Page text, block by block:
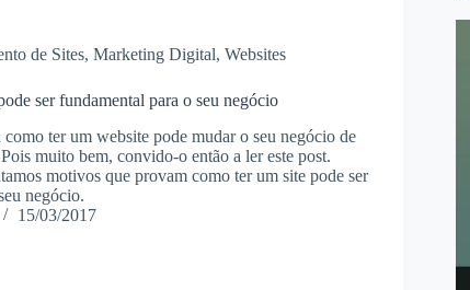
de Sites, Marketing Digital, Websites
ser fundamental para o seu negócio
como ter um website pode mudar o seu negócio de
muito bem, convido-o então a ler este post.
motivos que provam como ter um site pode ser
negócio.
15/03/2017